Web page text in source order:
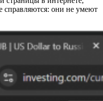
справляются: они не умеют